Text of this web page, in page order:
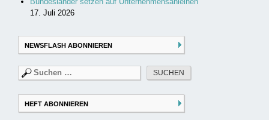
17. Juli 2026
NEWSFLASH ABONNIEREN
Suchen
nach:
HEFT ABONNIEREN